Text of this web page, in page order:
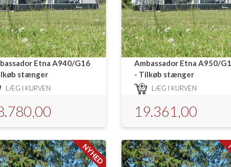
Etna A940/G16
stænger
LÆG I KURVEN
Ambassador Etna A950/
- Tilkøb stænger
LÆG I KURVEN
19.361,00
NYHED